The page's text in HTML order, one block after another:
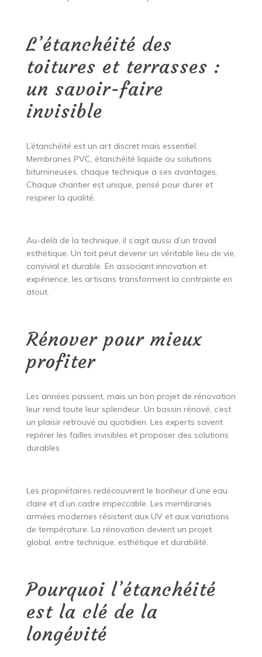
L’étanchéité des
toitures et terrasses :
un savoir-faire
invisible
L’étanchéité est un art discret mais essentiel.
Membranes PVC, étanchéité liquide ou solutions
bitumineuses, chaque technique a ses avantages.
Chaque chantier est unique, pensé pour durer et
respirer la qualité.
Au-delà de la technique, il s’agit aussi d’un travail
esthétique. Un toit peut devenir un véritable lieu de vie,
convivial et durable. En associant innovation et
expérience, les artisans transforment la contrainte en
atout.
Rénover pour mieux
profiter
Les années passent, mais un bon projet de rénovation
leur rend toute leur splendeur. Un bassin rénové, c’est
un plaisir retrouvé au quotidien. Les experts savent
repérer les failles invisibles et proposer des solutions
durables.
Les propriétaires redécouvrent le bonheur d’une eau
claire et d’un cadre impeccable. Les membranes
armées modernes résistent aux UV et aux variations
de température. La rénovation devient un projet
global, entre technique, esthétique et durabilité.
Pourquoi l’étanchéité
est la clé de la
longévité